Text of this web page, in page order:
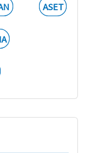
ASET